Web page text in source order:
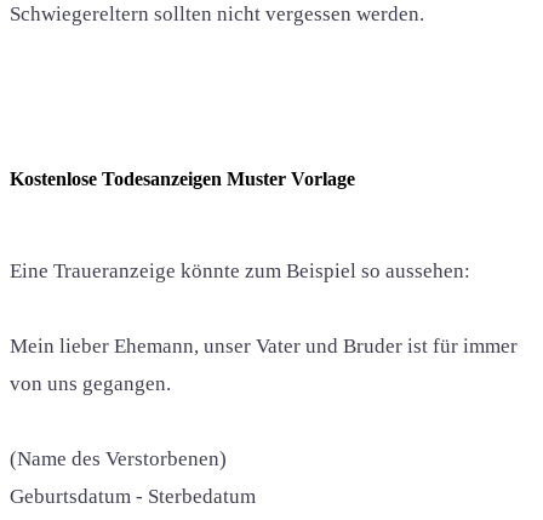
Schwiegereltern sollten nicht vergessen werden.
Kostenlose Todesanzeigen Muster Vorlage
Eine Traueranzeige könnte zum Beispiel so aussehen:
Mein lieber Ehemann, unser Vater und Bruder ist für immer
von uns gegangen.
(Name des Verstorbenen)
Geburtsdatum - Sterbedatum